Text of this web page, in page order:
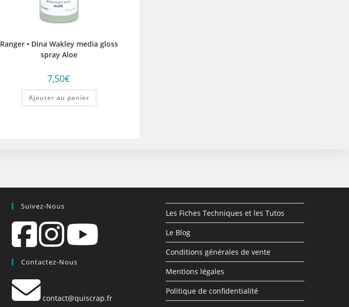
Ranger • Dina Wakley media gloss
spray Aloe
7,50€
Ajouter au panier
Suivez-Nous
Contactez-Nous
contact@quiscrap.fr
Les Fiches Techniques et les Tutos
Le Blog
Conditions générales de vente
Mentions légales
Politique de confidentialité